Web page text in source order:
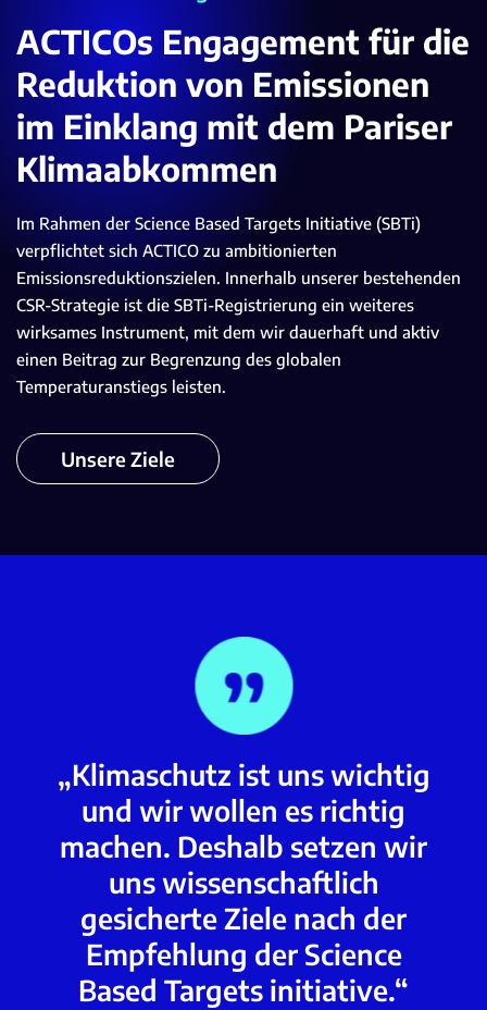
ACTICOs Engagement für die
Reduktion von Emissionen
im Einklang mit dem Pariser
Klimaabkommen
Im Rahmen der Science Based Targets Initiative (SBTi)
verpflichtet sich ACTICO zu ambitionierten
Emissionsreduktionszielen. Innerhalb unserer bestehenden
CSR-Strategie ist die SBTi-Registrierung ein weiteres
wirksames Instrument, mit dem wir dauerhaft und aktiv
einen Beitrag zur Begrenzung des globalen
Temperaturanstiegs leisten.
Unsere Ziele
„Klimaschutz ist uns wichtig
und wir wollen es richtig
machen. Deshalb setzen wir
uns wissenschaftlich
gesicherte Ziele nach der
Empfehlung der Science
Based Targets initiative.“